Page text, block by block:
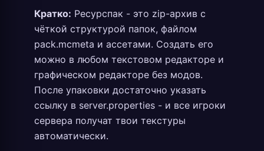
Кратко: Ресурспак - это zip-архив с
чёткой структурой папок, файлом
pack.mcmeta и ассетами. Создать его
можно в любом текстовом редакторе и
графическом редакторе без модов.
После упаковки достаточно указать
ссылку в server.properties - и все игроки
сервера получат твои текстуры
автоматически.